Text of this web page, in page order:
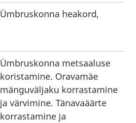
Ümbruskonna heakord,
Ümbruskonna metsaaluse
koristamine. Oravamäe
mänguväljaku korrastamine
ja värvimine. Tänavaäärte
korrastamine ja